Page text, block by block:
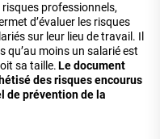
professionnels,
d’évaluer les risques
sur leur lieu de travail. Il
qu’au moins un salarié est
sa taille.Le document
des risques encourus
de prévention de la